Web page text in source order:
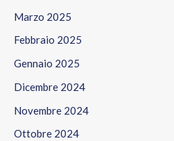
Marzo 2025
Febbraio 2025
Gennaio 2025
Dicembre 2024
Novembre 2024
Ottobre 2024